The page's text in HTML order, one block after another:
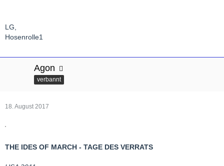
LG,
Hosenrolle1
Agon
verbannt
18. August 2017
THE IDES OF MARCH - TAGE DES VERRATS